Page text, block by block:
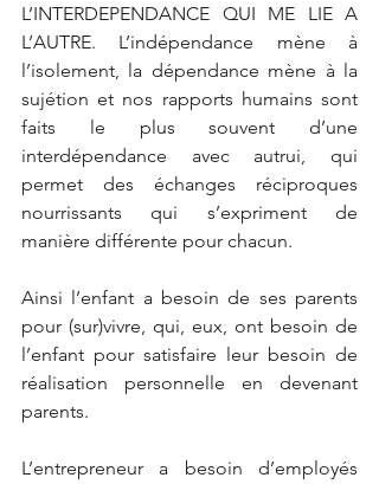
L’INTERDEPENDANCE QUI ME LIE A
L’AUTRE. L’indépendance mène à
l’isolement, la dépendance mène à la
sujétion et nos rapports humains sont
faits le plus souvent d’une
interdépendance avec autrui, qui
permet des échanges réciproques
nourrissants qui s’expriment de
manière différente pour chacun.
Ainsi l’enfant a besoin de ses parents
pour (sur)vivre, qui, eux, ont besoin de
l’enfant pour satisfaire leur besoin de
réalisation personnelle en devenant
parents.
L’entrepreneur a besoin d’employés